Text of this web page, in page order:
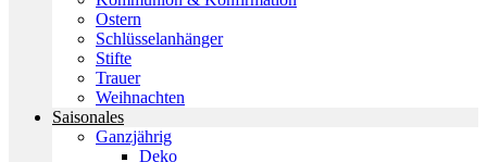
Ostern
Schlüsselanhänger
Stifte
Trauer
Weihnachten
Saisonales
Ganzjährig
Deko